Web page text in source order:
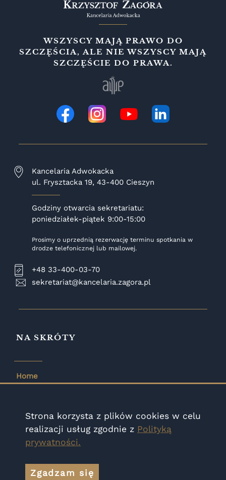
WSZYSCY MAJĄ PRAWO DO
SZCZĘŚCIA, ALE NIE WSZYSCY MAJĄ
SZCZĘŚCIE DO PRAWA.
Kancelaria Adwokacka
ul. Frysztacka 19, 43-400 Cieszyn
Godziny otwarcia sekretariatu:
poniedziałek-piątek 9:00-15:00
Prosimy o uprzednią rezerwację terminu spotkania w
drodze telefonicznej lub mailowej.
+48 33-400-03-70
sekretariat@kancelaria.zagora.pl
NA SKRÓTY
Home
Zakres współpracy
Aktualności
Kontakt
Strona korzysta z plików cookies w celu
realizacji usług zgodnie z Polityką
prywatności.
Zgadzam się